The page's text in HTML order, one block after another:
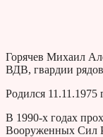
Горячев Михаил
ВДВ, гвардии
Родился
В 1990-х годах
Вооруженных Сил